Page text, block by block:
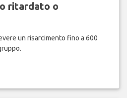
ritardato o
un risarcimento fino a 600